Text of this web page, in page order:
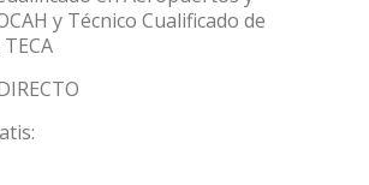
y Técnico Cualificado de